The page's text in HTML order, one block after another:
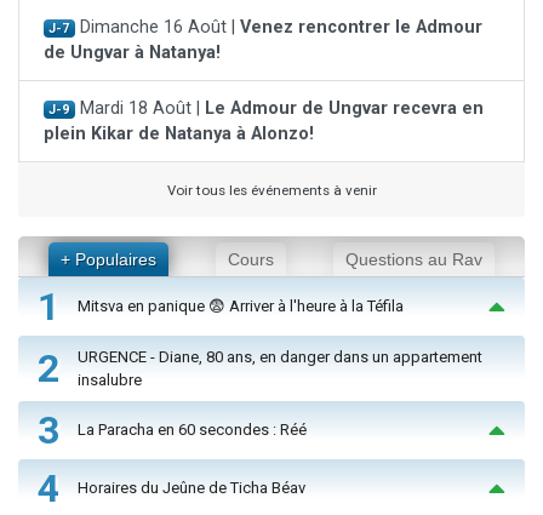
J-7 Dimanche 16 Août | Venez rencontrer le Admour
de Ungvar à Natanya!
J-9 Mardi 18 Août |
Le Admour de Ungvar recevra en
plein Kikar de Natanya à Alonzo!
Voir tous les événements à venir
+ Populaires Cours Questions au Rav
1 Mitsva en panique 😨 Arriver à l'heure à la Téfila
2
URGENCE - Diane, 80 ans, en danger dans un appartement
insalubre
3 La Paracha en 60 secondes : Réé
4 Horaires du Jeûne de Ticha Béav